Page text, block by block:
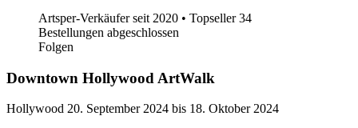
Artsper-Verkäufer seit 2020 • Topseller34
Bestellungen abgeschlossen
Folgen
Downtown Hollywood ArtWalk
Hollywood 20. September 2024 bis 18. Oktober 2024